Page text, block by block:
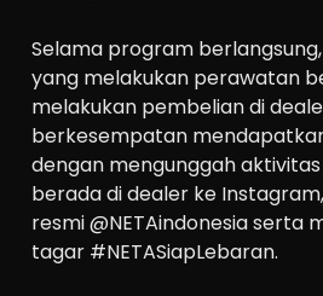
Selama program
yang melakukan perawatan
melakukan pembelian di
berkesempatan
dengan mengunggah
berada di dealer ke
resmi @NETAindonesia serta
tagar #NETASiapLebaran.